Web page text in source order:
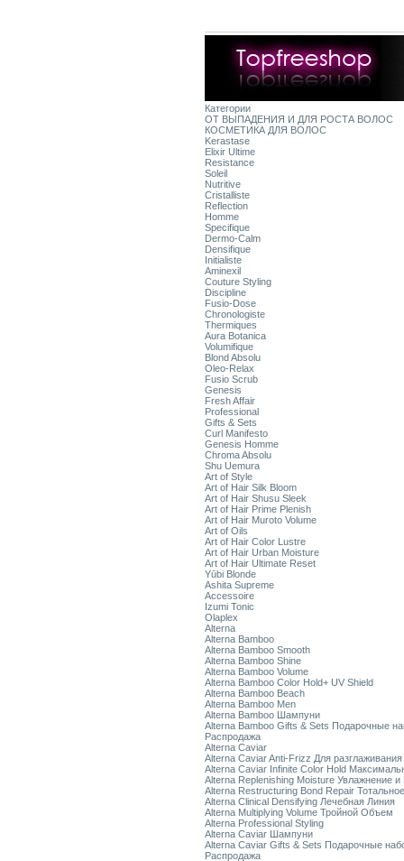
Категории
ОТ ВЫПАДЕНИЯ И ДЛЯ РОСТА ВОЛОС
КОСМЕТИКА ДЛЯ ВОЛОС
Kerastase
Elixir Ultime
Resistance
Soleil
Nutritive
Cristalliste
Reflection
Homme
Specifique
Dermo-Calm
Densifique
Initialiste
Aminexil
Couture Styling
Discipline
Fusio-Dose
Chronologiste
Thermiques
Aura Botanica
Volumifique
Blond Absolu
Oleo-Relax
Fusio Scrub
Genesis
Fresh Affair
Professional
Gifts & Sets
Curl Manifesto
Genesis Homme
Chroma Absolu
Shu Uemura
Art of Style
Art of Hair Silk Bloom
Art of Hair Shusu Sleek
Art of Hair Prime Plenish
Art of Hair Muroto Volume
Art of Oils
Art of Hair Color Lustre
Art of Hair Urban Moisture
Art of Hair Ultimate Reset
Yūbi Blonde
Ashita Supreme
Accessoire
Izumi Tonic
Olaplex
Alterna
Alterna Bamboo
Alterna Bamboo Smooth
Alterna Bamboo Shine
Alterna Bamboo Volume
Alterna Bamboo Color Hold+ UV Shield
Alterna Bamboo Beach
Alterna Bamboo Men
Alterna Bamboo Шампуни
Alterna Bamboo Gifts & Sets Подарочные
Распродажа
Alterna Caviar
Alterna Caviar Anti-Frizz Для
Alterna Caviar Infinite Color Hold
Alterna Replenishing Moisture Увлажнение и
Alterna Restructuring Bond Repair
Alterna Clinical Densifying Лечебная Линия
Alterna Multiplying Volume Тройной Объем
Alterna Professional Styling
Alterna Caviar Шампуни
Alterna Caviar Gifts & Sets Подарочные
Распродажа